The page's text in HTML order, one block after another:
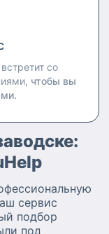
со
чтобы вы
сервис
подбор
под